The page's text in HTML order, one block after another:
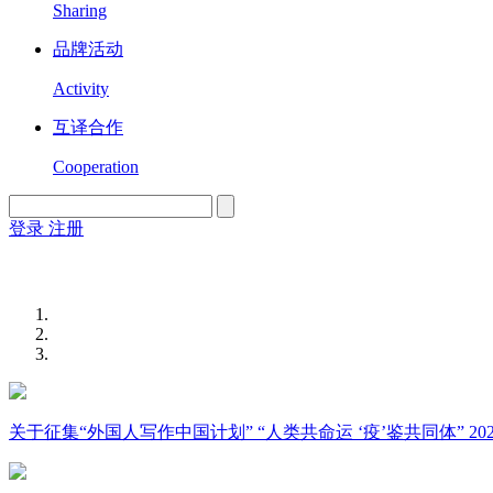
Sharing
品牌活动
Activity
互译合作
Cooperation
登录 注册
关于征集“外国人写作中国计划” “人类共命运 ‘疫’鉴共同体”